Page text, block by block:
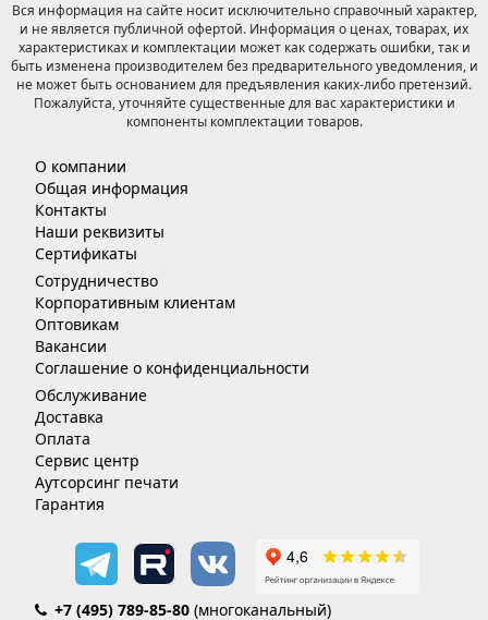
Вся информация на сайте носит исключительно справочный характер,
и не является публичной офертой. Информация о ценах, товарах, их
характеристиках и комплектации может как содержать ошибки, так и
быть изменена производителем без предварительного уведомления, и
не может быть основанием для предъявления каких-либо претензий.
Пожалуйста, уточняйте существенные для вас характеристики и
компоненты комплектации товаров.
О компании
Общая информация
Контакты
Наши реквизиты
Сертификаты
Сотрудничество
Корпоративным клиентам
Оптовикам
Вакансии
Соглашение о конфиденциальности
Обслуживание
Доставка
Оплата
Сервис центр
Аутсорсинг печати
Гарантия
+7 (495) 789-85-80 (многоканальный)